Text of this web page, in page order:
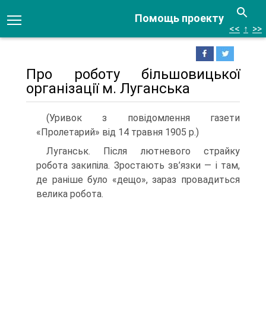
Помощь проекту
<< ↑ >>
Про роботу більшовицької
організації м. Луганська
(Уривок з повідомлення газети
«Пролетарий» від 14 травня 1905 р.)
Луганськ. Після лютневого страйку
робота закипіла. Зростають зв’язки — і там,
де раніше було «дещо», зараз провадиться
велика робота.